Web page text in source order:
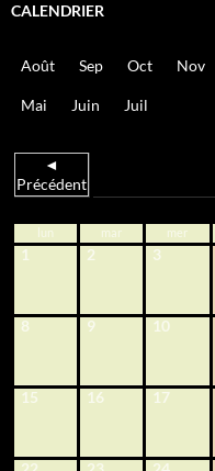
CALENDRIER
Août Sep Oct Nov
Mai Juin Juil
◄
Précédent
lun mar mer
1 2 3
8 9 10
15 16 17